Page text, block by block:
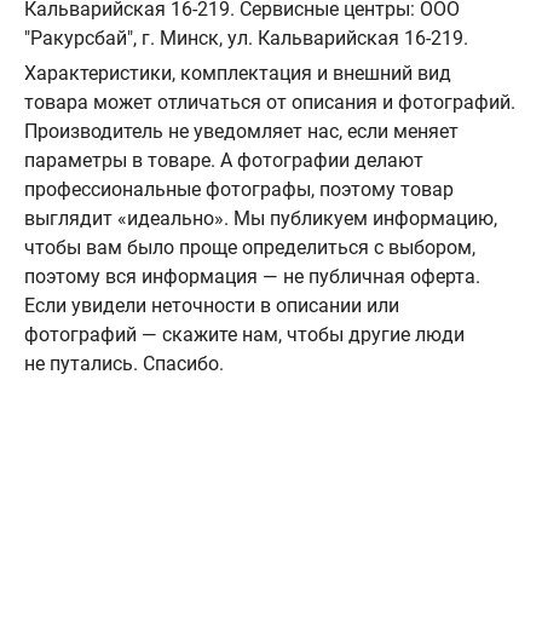
Кальварийская 16-219. Сервисные центры: ООО
"Ракурсбай", г. Минск, ул. Кальварийская 16-219.
Характеристики, комплектация и внешний вид
товара может отличаться от описания и фотографий.
Производитель не уведомляет нас, если меняет
параметры в товаре. А фотографии делают
профессиональные фотографы, поэтому товар
выглядит «идеально». Мы публикуем информацию,
чтобы вам было проще определиться с выбором,
поэтому вся информация — не публичная оферта.
Если увидели неточности в описании или
фотографий — скажите нам, чтобы другие люди
не путались. Спасибо.